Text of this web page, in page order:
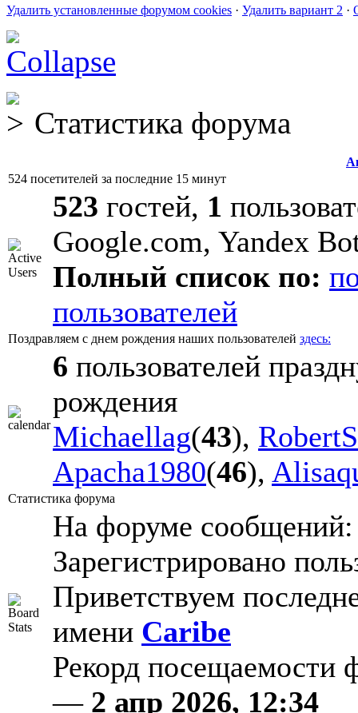
Удалить установленные форумом cookies · Удалить вариант 2 ·
Статистика форума
524 посетителей за последние 15 минут
523 гостей, 1
Google.com, Yandex
Полный список по:
пользователей
Поздравляем с днем рождения наших пользователей здесь:
6 пользователей
рождения
Michaellag(43),
Apacha1980(46),
Статистика форума
На форуме
Зарегистрировано
Приветствуем
имени Caribe
Рекорд
— 2 апр 2026, 12:34